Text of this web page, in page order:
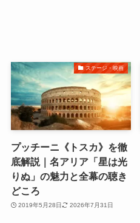
ステージ・映画
プッチーニ《トスカ》を徹
底解説｜名アリア「星は光
りぬ」の魅力と全幕の聴き
どころ
2019年5月28日 2026年7月31日